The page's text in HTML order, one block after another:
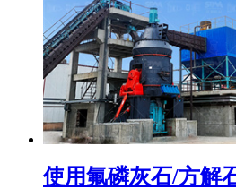
使用氟磷灰石/方解